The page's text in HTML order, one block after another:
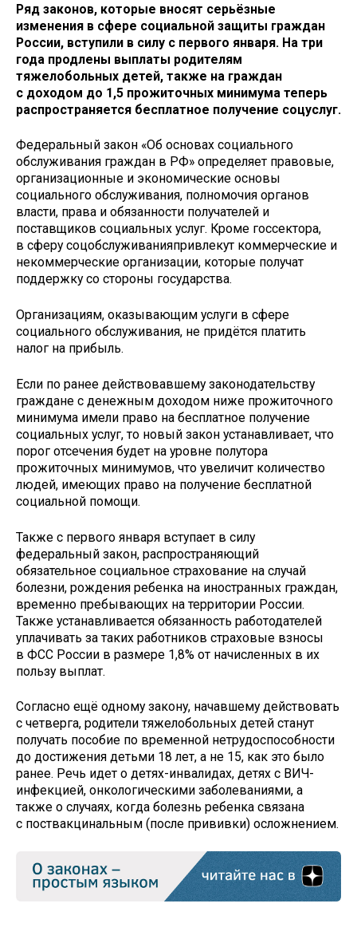
Ряд законов, которые вносят серьёзные
изменения в сфере социальной защиты граждан
России, вступили в силу с первого января. На три
года продлены выплаты родителям
тяжелобольных детей, также на граждан
с доходом до 1,5 прожиточных минимума теперь
распространяется бесплатное получение соцуслуг.
Федеральный закон «Об основах социального
обслуживания граждан в РФ» определяет правовые,
организационные и экономические основы
социального обслуживания, полномочия органов
власти, права и обязанности получателей и
поставщиков социальных услуг. Кроме госсектора,
в сферу соцобслуживанияпривлекут коммерческие и
некоммерческие организации, которые получат
поддержку со стороны государства.
Организациям, оказывающим услуги в сфере
социального обслуживания, не придётся платить
налог на прибыль.
Если по ранее действовавшему законодательству
граждане с денежным доходом ниже прожиточного
минимума имели право на бесплатное получение
социальных услуг, то новый закон устанавливает, что
порог отсечения будет на уровне полутора
прожиточных минимумов, что увеличит количество
людей, имеющих право на получение бесплатной
социальной помощи.
Также с первого января вступает в силу
федеральный закон, распространяющий
обязательное социальное страхование на случай
болезни, рождения ребенка на иностранных граждан,
временно пребывающих на территории России.
Также устанавливается обязанность работодателей
уплачивать за таких работников страховые взносы
в ФСС России в размере 1,8% от начисленных в их
пользу выплат.
Согласно ещё одному закону, начавшему действовать
с четверга, родители тяжелобольных детей станут
получать пособие по временной нетрудоспособности
до достижения детьми 18 лет, а не 15, как это было
ранее. Речь идет о детях-инвалидах, детях с ВИЧ-
инфекцией, онкологическими заболеваниями, а
также о случаях, когда болезнь ребенка связана
с поствакцинальным (после прививки) осложнением.